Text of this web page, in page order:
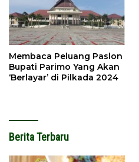
Membaca Peluang Paslon
Bupati Parimo Yang Akan
‘Berlayar’ di Pilkada 2024
Berita Terbaru